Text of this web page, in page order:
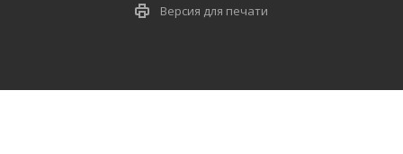
Версия для печати